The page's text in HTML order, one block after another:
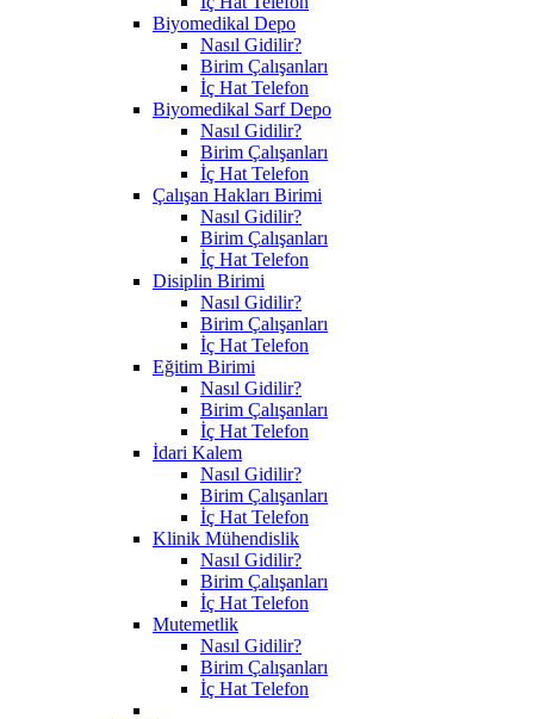
Biyomedikal Depo
Nasıl Gidilir?
Birim Çalışanları
İç Hat Telefon
Biyomedikal Sarf Depo
Nasıl Gidilir?
Birim Çalışanları
İç Hat Telefon
Çalışan Hakları Birimi
Nasıl Gidilir?
Birim Çalışanları
İç Hat Telefon
Disiplin Birimi
Nasıl Gidilir?
Birim Çalışanları
İç Hat Telefon
Eğitim Birimi
Nasıl Gidilir?
Birim Çalışanları
İç Hat Telefon
İdari Kalem
Nasıl Gidilir?
Birim Çalışanları
İç Hat Telefon
Klinik Mühendislik
Nasıl Gidilir?
Birim Çalışanları
İç Hat Telefon
Mutemetlik
Nasıl Gidilir?
Birim Çalışanları
İç Hat Telefon